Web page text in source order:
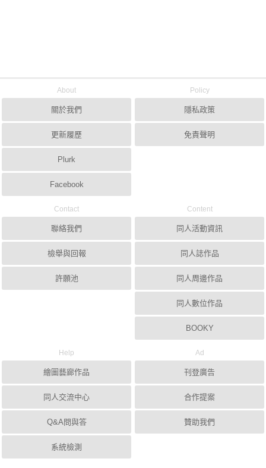
About
關於我們
更新履歷
Plurk
Facebook
Policy
隱私政策
免責聲明
Contact
聯絡我們
檢舉與回報
許願池
Content
同人活動資訊
同人誌作品
同人周邊作品
同人數位作品
BOOKY
Help
繪圖藝廊作品
同人交流中心
Q&A問與答
系統檢測
Ad
刊登廣告
合作提案
贊助我們